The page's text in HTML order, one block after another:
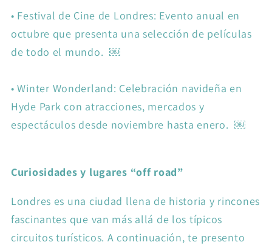
• Festival de Cine de Londres: Evento anual en
octubre que presenta una selección de películas
de todo el mundo. ￼
• Winter Wonderland: Celebración navideña en
Hyde Park con atracciones, mercados y
espectáculos desde noviembre hasta enero. ￼
Curiosidades y lugares “off road”
Londres es una ciudad llena de historia y rincones
fascinantes que van más allá de los típicos
circuitos turísticos. A continuación, te presento